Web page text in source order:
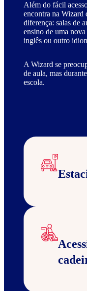
Além do fácil
encontra na Wizard
diferença: salas de
ensino de uma
inglês ou outro
A Wizard se
de aula, mas
escola.